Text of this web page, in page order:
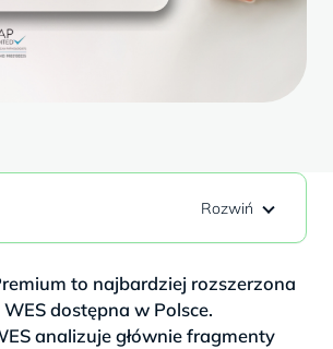
to najbardziej rozszerzona
dostępna w Polsce.
analizuje głównie fragmenty